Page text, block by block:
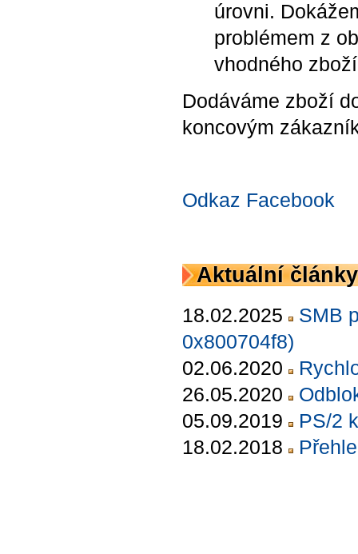
úrovni.
problémem z
vhodného
Dodáváme zboží
koncovým
Odkaz Facebook
Aktuální
18.02.2025
SMB
0x800704f8)
02.06.2020
26.05.2020
05.09.2019
PS/2
18.02.2018